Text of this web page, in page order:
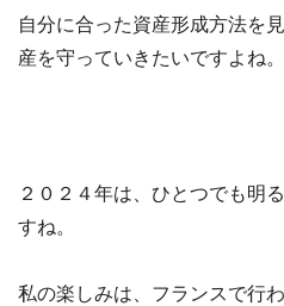
自分に合った資産形成方法を
産を守っていきたいですよね。
２０２４年は、ひとつでも明
すね。
私の楽しみは、フランスで行